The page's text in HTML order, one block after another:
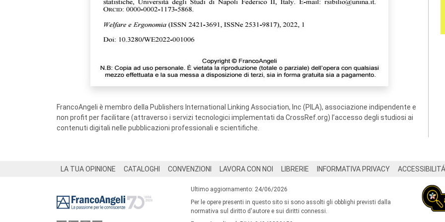
FrancoAngeli è membro della Publishers International Linking Association, Inc (PILA), associazione indipendente e
non profit per facilitare (attraverso i servizi tecnologici implementati da CrossRef.org) l’accesso degli studiosi ai
contenuti digitali nelle pubblicazioni professionali e scientifiche.
LA TUA OPINIONE CATALOGHI CONVENZIONI LAVORA CON NOI LIBRERIE INFORMATIVA PRIVACY ACCESSIBILITÁ
Ultimo aggiornamento: 24/06/2026
Per le opere presenti in questo sito si sono assolti gli obblighi previsti dalla
normativa sul diritto d'autore e sui diritti connessi.